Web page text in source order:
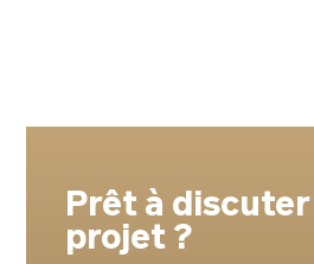
Prêt à
projet ?